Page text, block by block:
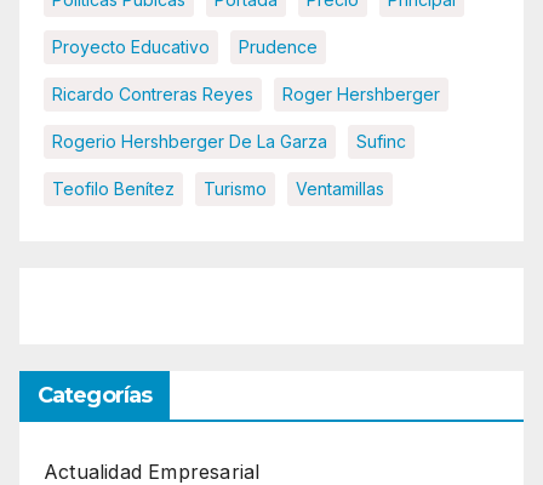
Proyecto Educativo Prudence
Ricardo Contreras Reyes Roger Hershberger
Rogerio Hershberger De La Garza Sufinc
Teofilo Benítez Turismo Ventamillas
Categorías
Actualidad Empresarial